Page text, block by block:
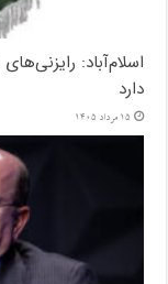
اسلام‌آباد:
دارد
15 مرداد 1405